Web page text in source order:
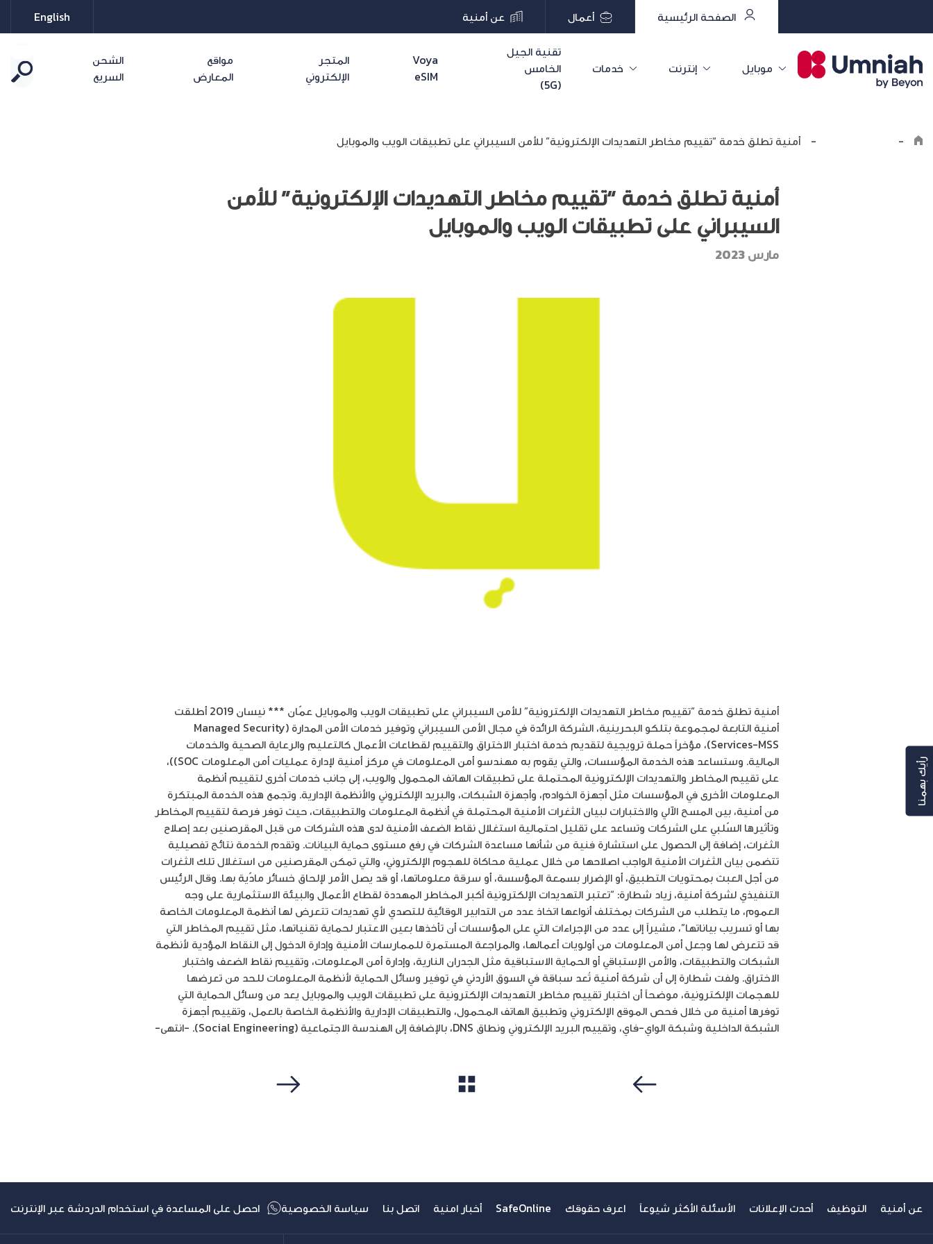
الصفحة الرئيسية أعمال عن أمنية English
موبايل إنترنت خدمات
تقنية الجيل
الخامس
(5G)
Voya
eSIM
المتجر
الإلكتروني
مواقع
المعارض
الشحن
السريع
-
- أمنية تطلق خدمة “تقييم مخاطر التهديدات الإلكترونية” للأمن السيبراني على تطبيقات الويب والموبايل
أمنية تطلق خدمة “تقييم مخاطر التهديدات الإلكترونية” للأمن
السيبراني على تطبيقات الويب والموبايل
مارس 2023
أمنية تطلق خدمة “تقييم مخاطر التهديدات الإلكترونية” للأمن السيبراني على تطبيقات الويب والموبايل عمّان *** نيسان 2019 أطلقت
أمنية التابعة لمجموعة بتلكو البحرينية، الشركة الرائدة في مجال الأمن السيبراني وتوفير خدمات الأمن المدارة (Managed Security
Services-MSS)، مؤخراً حملة ترويجية لتقديم خدمة اختبار الاختراق والتقييم لقطاعات الأعمال كالتعليم والرعاية الصحية والخدمات
المالية. وستساعد هذه الخدمة المؤسسات، والتي يقوم به مهندسو أمن المعلومات في مركز أمنية لإدارة عمليات أمن المعلومات SOC))،
على تقييم المخاطر والتهديدات الإلكترونية المحتملة على تطبيقات الهاتف المحمول والويب، إلى جانب خدمات أخرى لتقييم أنظمة
المعلومات الأخرى في المؤسسات مثل أجهزة الخوادم، وأجهزة الشبكات، والبريد الإلكتروني والأنظمة الإدارية. وتجمع هذه الخدمة المبتكرة
من أمنية، بين المسح الآلي والاختبارات لبيان الثغرات الأمنية المحتملة في أنظمة المعلومات والتطبيقات، حيث توفر فرصة لتقييم المخاطر
وتأثيرها السّلبي على الشركات وتساعد على تقليل احتمالية استغلال نقاط الضعف الأمنية لدى هذه الشركات من قبل المقرصنين بعد إصلاح
الثغرات، إضافة إلى الحصول على استشارة فنية من شأنها مساعدة الشركات في رفع مستوى حماية البيانات. وتقدم الخدمة نتائج تفصيلية
تتضمن بيان الثغرات الأمنية الواجب اصلاحها من خلال عملية محاكاة للهجوم الإلكتروني، والتي تمكن المقرصنين من استغلال تلك الثغرات
من أجل العبث بمحتويات التطبيق، أو الإضرار بسمعة المؤسسة، أو سرقة معلوماتها، أو قد يصل الأمر لإلحاق خسائر مادّية بها. وقال الرئيس
التنفيذي لشركة أمنية، زياد شطارة: “تعتبر التهديدات الإلكترونية أكبر المخاطر المهددة لقطاع الأعمال والبيئة الاستثمارية على وجه
العموم، ما يتطلب من الشركات بمختلف أنواعها اتخاذ عدد من التدابير الوقائية للتصدي لأي تهديدات تتعرض لها أنظمة المعلومات الخاصة
بها أو تسريب بياناتها”، مشيراً إلى عدد من الإجراءات التي على المؤسسات أن تأخذها بعين الاعتبار لحماية تقنياتها، مثل تقييم المخاطر التي
قد تتعرض لها وجعل أمن المعلومات من أولويات أعمالها، والمراجعة المستمرة للممارسات الأمنية وإدارة الدخول إلى النقاط المؤدية لأنظمة
الشبكات والتطبيقات، والأمن الإستباقي أو الحماية الاستباقية مثل الجدران النارية، وإدارة أمن المعلومات، وتقييم نقاط الضعف واختبار
الاختراق. ولفت شطارة إلى أن شركة أمنية تُعد سباقة في السوق الأردني في توفير وسائل الحماية لأنظمة المعلومات للحد من تعرضها
للهجمات الإلكترونية، موضحاً أن اختبار تقييم مخاطر التهديدات الإلكترونية على تطبيقات الويب والموبايل يعد من وسائل الحماية التي
توفرها أمنية من خلال فحص الموقع الإلكتروني وتطبيق الهاتف المحمول، والتطبيقات الإدارية والأنظمة الخاصة بالعمل، وتقييم أجهزة
الشبكة الداخلية وشبكة الواي-فاي، وتقييم البريد الإلكتروني ونطاق DNS، بالإضافة إلى الهندسة الاجتماعية (Social Engineering). -انتهى-
عن أمنية التوظيف أحدث الإعلانات الأسئلة الأكثر شيوعاً اعرف حقوقك SafeOnline أخبار امنية اتصل بنا سياسة الخصوصية احصل على المساعدة في استخدام الدردشة عبر الإنترنت
رأيك بهمنا